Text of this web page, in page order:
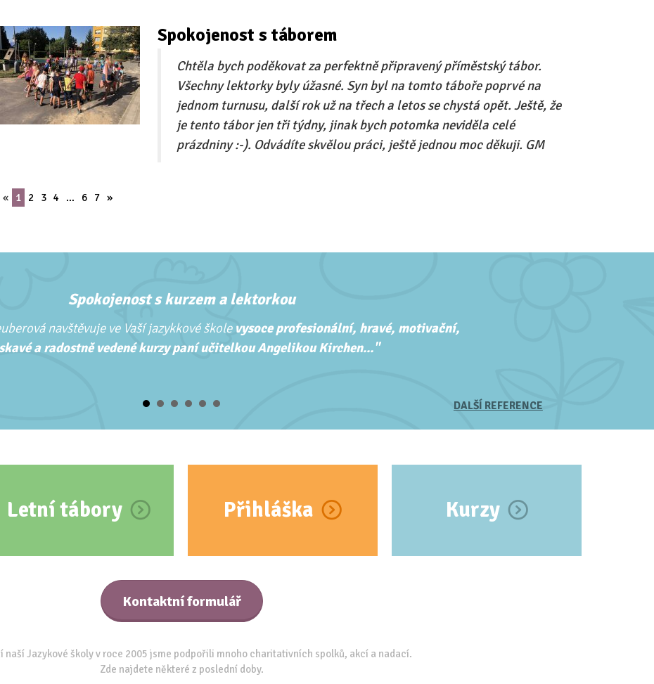
Spokojenost s táborem
Chtěla bych poděkovat za perfektně připravený příměstský tábor.
Všechny lektorky byly úžasné. Syn byl na tomto táboře poprvé na
jednom turnusu, další rok už na třech a letos se chystá opět. Ještě, že
je tento tábor jen tři týdny, jinak bych potomka neviděla celé
prázdniny :-). Odvádíte skvělou práci, ještě jednou moc děkuji. GM
« 1 2 3 4 … 6 7 »
Spokojenost s kurzem a lektorkou
navštěvuje ve Vaší jazykkové škole vysoce profesionální, hravé, motivační,
a radostně vedené kurzy paní učitelkou Angelikou Kirchen..."
DALŠÍ REFERENCE
Letní tábory Přihláška Kurzy
Kontaktní formulář
naší Jazykové školy v roce 2005 jsme podpořili mnoho charitativních spolků, akcí a nadací.
Zde najdete některé z poslední doby.